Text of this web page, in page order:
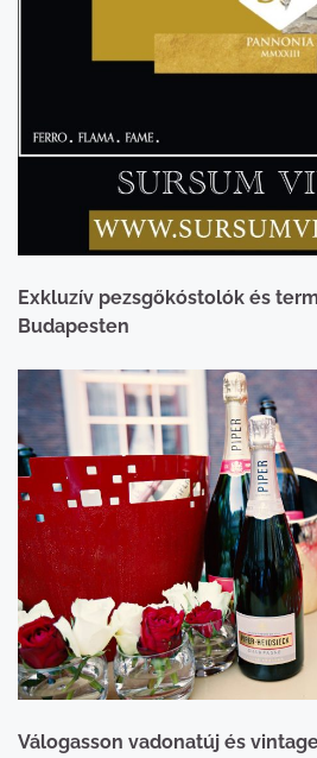
Exkluzív pezsgőkóstolók és
Budapesten
Válogasson vadonatúj és